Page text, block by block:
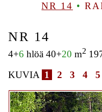
NR 14 •
NR 14
4+6 hlöä 40+20 m2
KUVIA 1 2 3 4 5